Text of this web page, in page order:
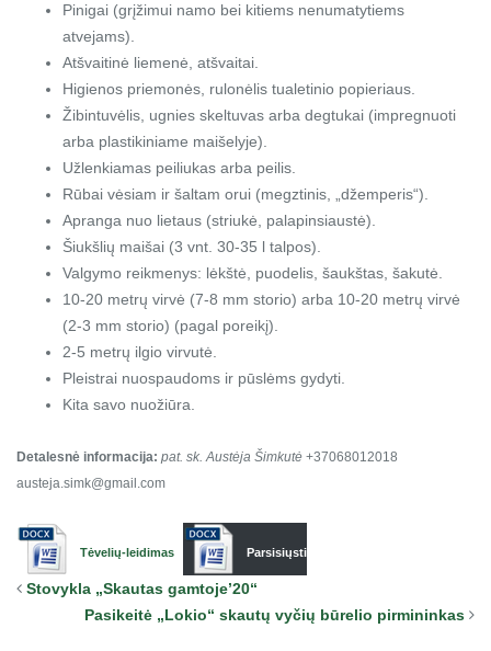
Pinigai (grįžimui namo bei kitiems nenumatytiems
atvejams).
Atšvaitinė liemenė, atšvaitai.
Higienos priemonės, rulonėlis tualetinio popieriaus.
Žibintuvėlis, ugnies skeltuvas arba degtukai (impregnuoti
arba plastikiniame maišelyje).
Užlenkiamas peiliukas arba peilis.
Rūbai vėsiam ir šaltam orui (megztinis, „džemperis“).
Apranga nuo lietaus (striukė, palapinsiaustė).
Šiukšlių maišai (3 vnt. 30-35 l talpos).
Valgymo reikmenys: lėkštė, puodelis, šaukštas, šakutė.
10-20 metrų virvė (7-8 mm storio) arba 10-20 metrų virvė
(2-3 mm storio) (pagal poreikį).
2-5 metrų ilgio virvutė.
Pleistrai nuospaudoms ir pūslėms gydyti.
Kita savo nuožiūra.
Detalesnė informacija: pat. sk. Austėja Šimkutė +37068012018
austeja.simk@gmail.com
Tėvelių-leidimas Parsisiųsti
Stovykla „Skautas gamtoje’20“
Pasikeitė „Lokio“ skautų vyčių būrelio pirmininkas